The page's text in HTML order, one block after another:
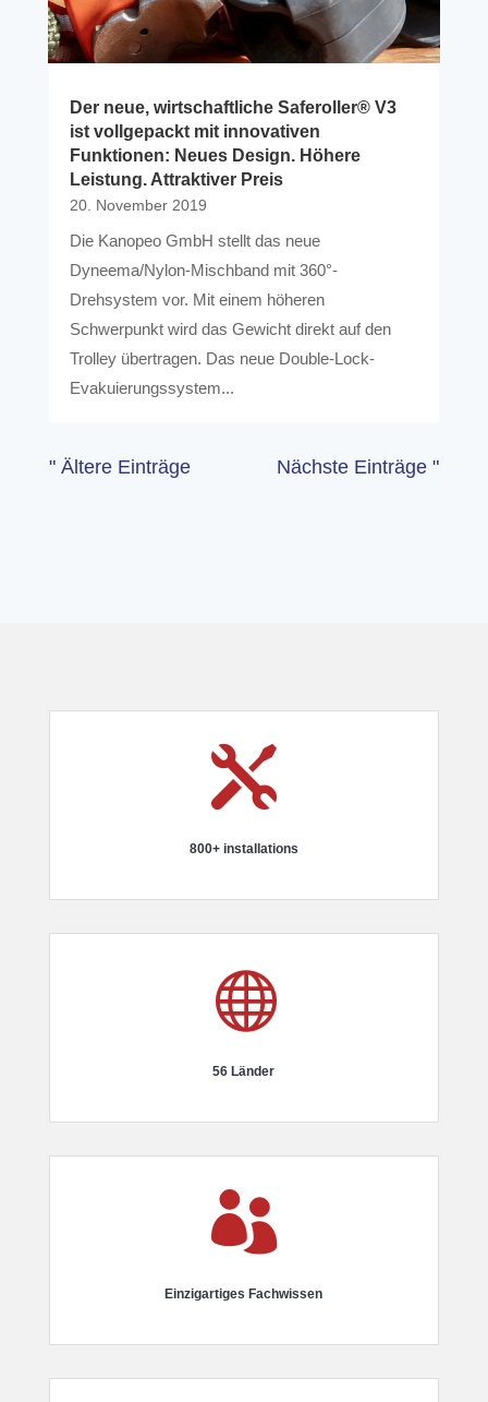
Der neue, wirtschaftliche Saferoller® V3
ist vollgepackt mit innovativen
Funktionen: Neues Design. Höhere
Leistung. Attraktiver Preis
20. November 2019
Die Kanopeo GmbH stellt das neue
Dyneema/Nylon-Mischband mit 360°-
Drehsystem vor. Mit einem höheren
Schwerpunkt wird das Gewicht direkt auf den
Trolley übertragen. Das neue Double-Lock-
Evakuierungssystem...
" Ältere Einträge Nächste Einträge "

800+ installations

56 Länder

Einzigartiges Fachwissen